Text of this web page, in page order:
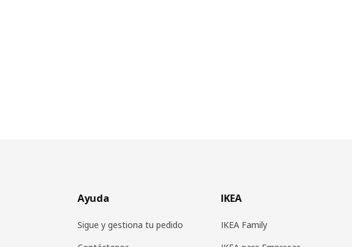
Ayuda
Sigue y gestiona tu pedido
IKEA
IKEA Family